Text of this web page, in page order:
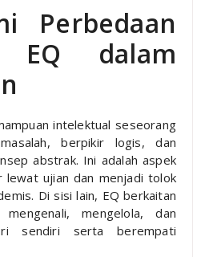
Perbedaan
dalam
intelektual seseorang
berpikir logis, dan
abstrak. Ini adalah aspek
lewat ujian dan menjadi tolok
Di sisi lain, EQ berkaitan
mengenali, mengelola, dan
sendiri serta berempati